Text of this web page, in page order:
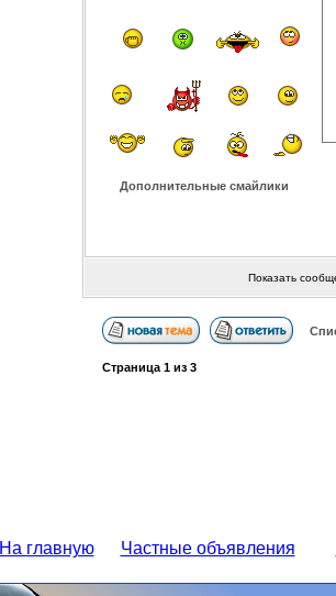
Дополнительные смайлики
Показать
Страница 1из 3
На главную Частные объявления